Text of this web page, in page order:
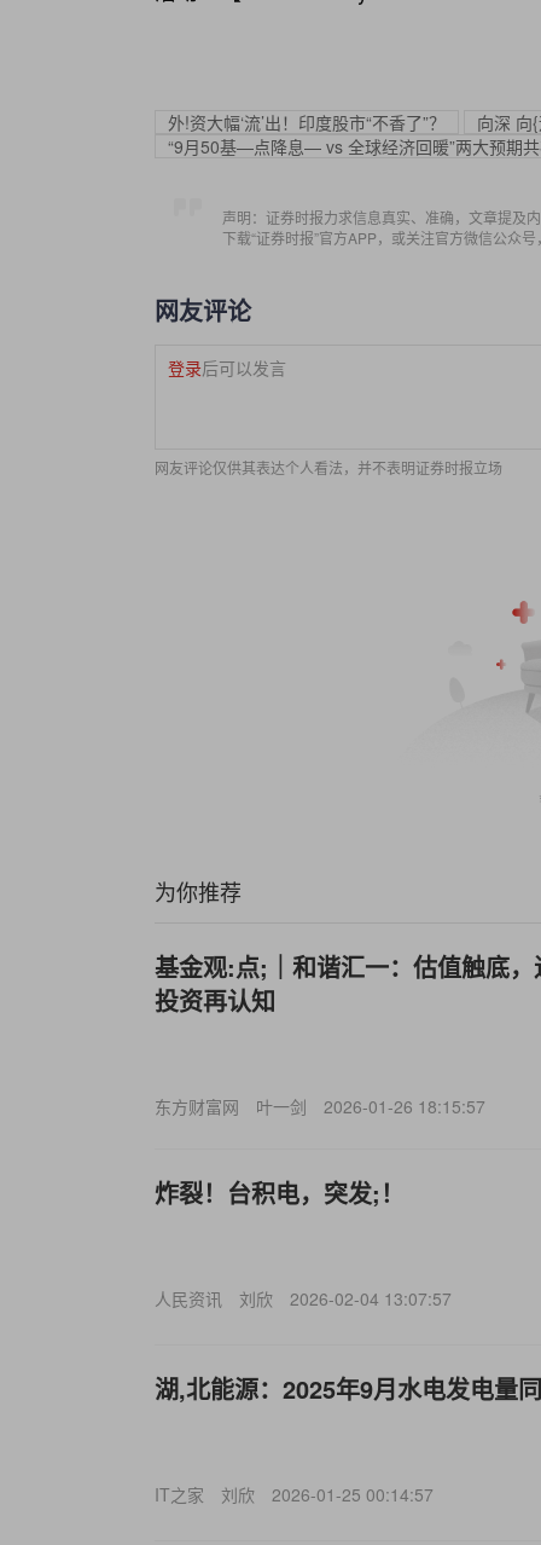
外!资大幅‘流’出！印度股市“不香了”？
向深 向
“9月50基—点降息— vs 全球经济回暖”两大预期
声明：证券时报力求信息真实、准确，文章提及
下载“证券时报”官方APP，或关注官方微信公众
网友评论
登录后可以发言
网友评论仅供其表达个人看法，并不表明证券时报立场
为你推荐
基金观:点;｜和谐汇一：估值触底
投资再认知
东方财富网 叶一剑 2026-01-26 18:15:57
炸裂！台积电，突发;！
人民资讯 刘欣 2026-02-04 13:07:57
湖,北能源：2025年9月水电发电量
IT之家 刘欣 2026-01-25 00:14:57